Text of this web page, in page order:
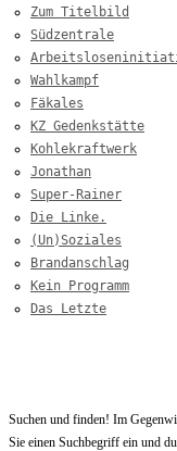
Zum Titelbild
Südzentrale
Wahlkampf
Fäkales
KZ Gedenkstätte
Kohlekraftwerk
Jonathan
Super-Rainer
Die Linke.
(Un)Soziales
Brandanschlag
Kein Programm
Das Letzte
Startseite
Suchen und finden! Im
Sie einen Suchbegriff ein und